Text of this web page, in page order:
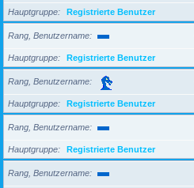
Hauptgruppe Registrierte Benutzer
Rang, Benutzername
Hauptgruppe Registrierte Benutzer
Rang, Benutzername
Hauptgruppe Registrierte Benutzer
Rang, Benutzername
Hauptgruppe Registrierte Benutzer
Rang, Benutzername